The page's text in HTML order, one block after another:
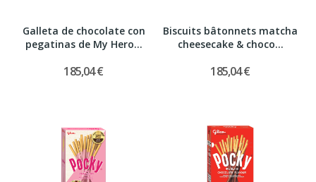
Galleta de chocolate con
pegatinas de My Hero...
185,04 €
Biscuits bâtonnets matcha
cheesecake & choco...
185,04 €